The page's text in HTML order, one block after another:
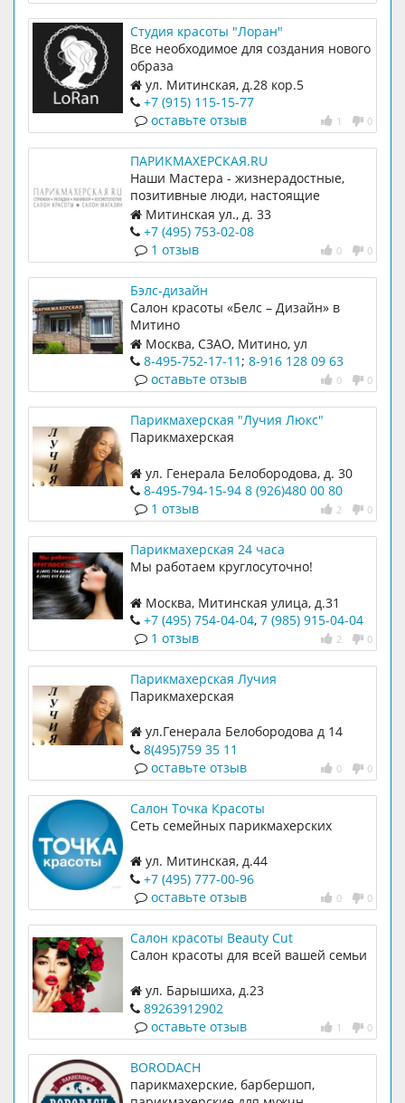
Студия красоты "Лоран"
Все необходимое для создания нового
образа
ул. Митинская, д.28 кор.5
+7 (915) 115-15-77
1 0
оставьте отзыв
ПАРИКМАХЕРСКАЯ.RU
Наши Мастера - жизнерадостные,
позитивные люди, настоящие
профессионалы парикмахерского
дела, ногтевого сервиса и
косметологии.
Митинская ул., д. 33
+7 (495) 753-02-08
0 0
1 отзыв
Бэлс-дизайн
Салон красоты «Белс – Дизайн» в
Митино
Москва, СЗАО, Митино, ул
Барышиха, д 22, корп 1
8-495-752-17-11; 8-916 128 09 63
0 0
оставьте отзыв
Парикмахерская "Лучия Люкс"
Парикмахерская
ул. Генерала Белобородова, д. 30
8-495-794-15-94 8 (926)480 00 80
2 0
1 отзыв
Парикмахерская 24 часа
Мы работаем круглосуточно!
Москва, Митинская улица, д.31
Округ СЗАО район Митино
+7 (495) 754-04-04, 7 (985) 915-04-04
2 0
1 отзыв
Парикмахерская Лучия
Парикмахерская
ул.Генерала Белобородова д 14
8(495)759 35 11
0 0
оставьте отзыв
Салон Точка Красоты
Сеть семейных парикмахерских
ул. Митинская, д.44
+7 (495) 777-00-96
0 0
оставьте отзыв
Салон красоты Beauty Cut
Салон красоты для всей вашей семьи
ул. Барышиха, д.23
89263912902
1 0
оставьте отзыв
BORODACH
парикмахерские, барбершоп,